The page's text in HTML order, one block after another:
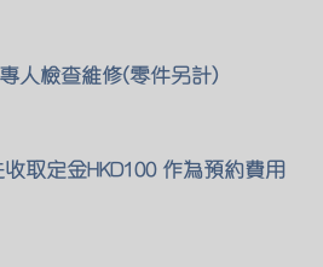
人檢查維修(零件另計)
取定金HKD100 作為預約費用